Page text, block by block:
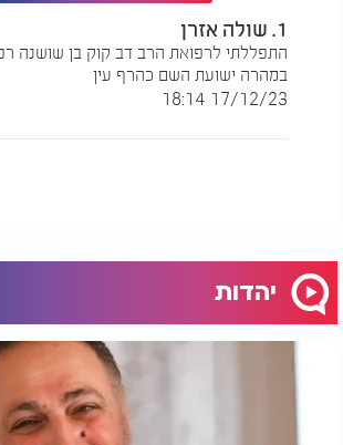
יֹאמַר אֹיְבִי יְכָלְתִּיו צָרַי יָגִילוּ כִּי אֶמּוֹט. (ו)
בָטַחְתִּי יָגֵל לִבִּי בִּישׁוּעָתֶךָ אָשִׁירָה לַיהוָה
1. שולה אזרן
התפללתי לרפואת הרב דב קוק בן שושנה
במהרה ישועת השם כהרף עין
17/12/23 18:14
יהדות